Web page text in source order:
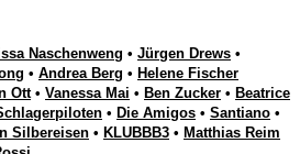
Naschenweng • Jürgen Drews •
• Andrea Berg • Helene Fischer
Ott• Vanessa Mai • Ben Zucker • Beatrice
• Die Amigos • Santiano •
Silbereisen • KLUBBB3 • Matthias Reim